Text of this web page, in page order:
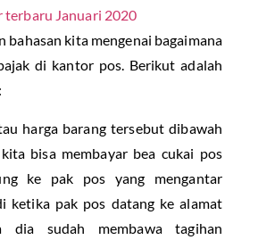
terbaru Januari 2020
bahasan kita mengenai bagaimana
di kantor pos. Berikut adalah
harga barang tersebut dibawah
bisa membayar bea cukai pos
ke pak pos yang mengantar
ketika pak pos datang ke alamat
dia sudah membawa tagihan